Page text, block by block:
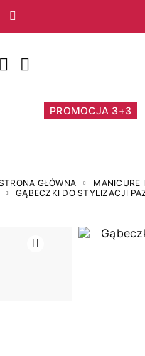
Poprzedni
PROMOCJA 3+3
GŁÓWNA MANICURE
GĄBECZKI DO STYLIZACJI
Poprzedni